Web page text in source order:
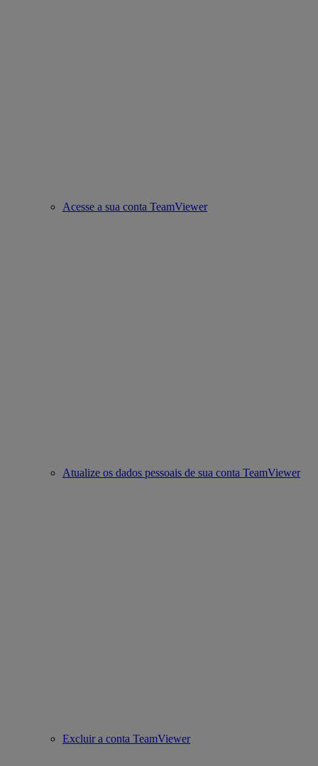
Acesse a sua conta TeamViewer
Atualize os dados pessoais de sua conta TeamViewer
Excluir a conta TeamViewer